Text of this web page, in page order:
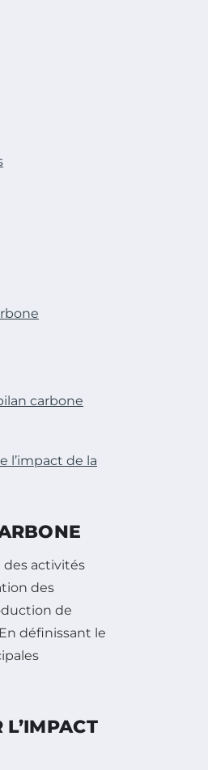
carbone
l’impact de la
des activités
des
de
définissant le
L’IMPACT